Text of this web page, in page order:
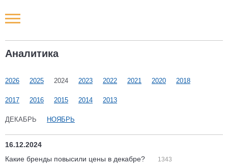
Аналитика
2026 2025 2024 2023 2022 2021 2020 2018
2017 2016 2015 2014 2013
ДЕКАБРЬ НОЯБРЬ
16.12.2024
Какие бренды повысили цены в декабре?
1343
Новости РФ
Наши мероприятия
Статьи